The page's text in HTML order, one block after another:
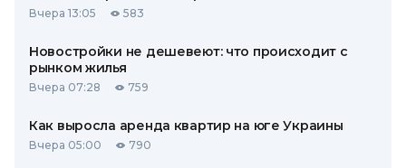
Вчера 13:05 583
Новостройки не дешевеют: что происходит с
рынком жилья
Вчера 07:28 759
Как выросла аренда квартир на юге Украины
Вчера 05:00 790